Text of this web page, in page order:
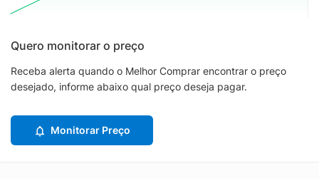
Quero monitorar o preço
Receba alerta quando o Melhor Comprar encontrar o preço
desejado, informe abaixo qual preço deseja pagar.
Monitorar Preço